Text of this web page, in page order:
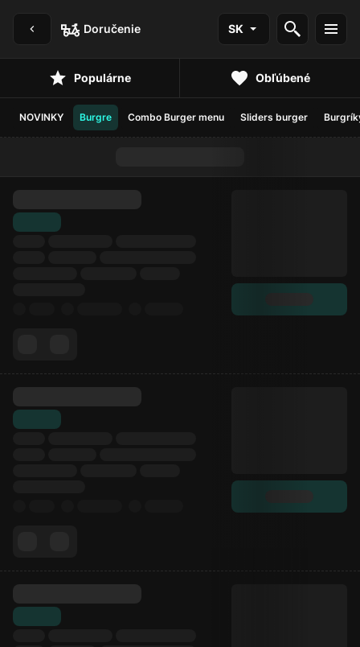
Doručenie SK
Populárne Obľúbené
NOVINKY Burgre Combo Burger menu Sliders burger